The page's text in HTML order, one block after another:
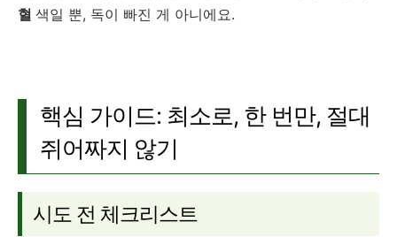
혈 색일 뿐, 독이 빠진 게 아니에요.
핵심 가이드: 최소로, 한 번만, 절대
쥐어짜지 않기
시도 전 체크리스트